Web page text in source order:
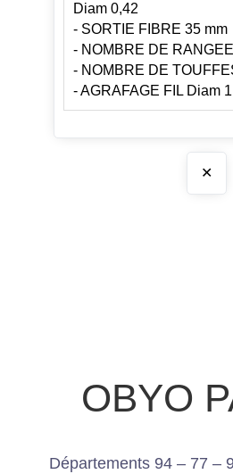
Diam 0,42
- SORTIE FIBRE 35 mm
- NOMBRE DE
- NOMBRE DE
- AGRAFAGE FIL Diam 1
✕
OBYO
Départements 94 – 77 –